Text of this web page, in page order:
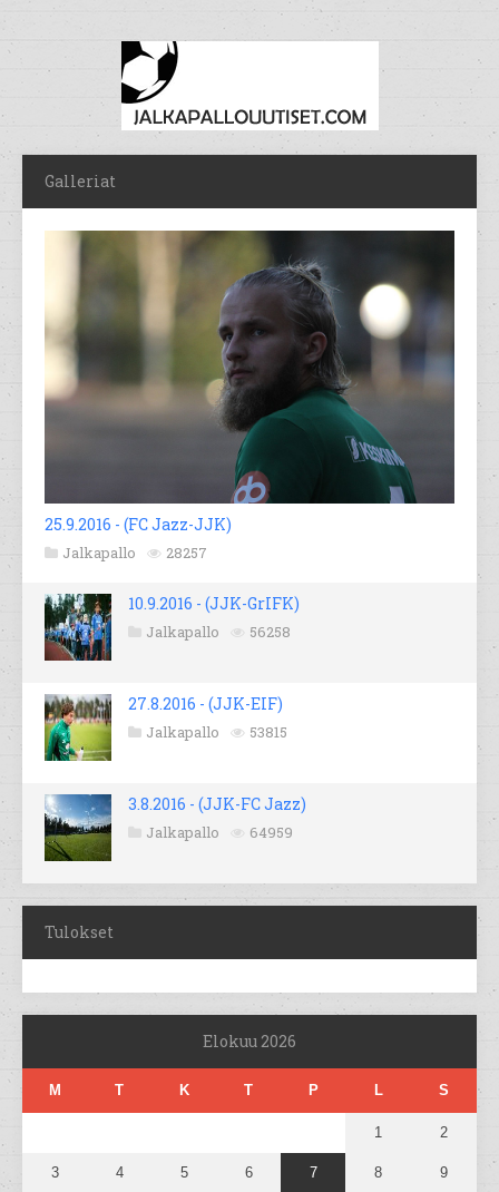
Galleriat
25.9.2016 - (FC Jazz-JJK)
Jalkapallo 28257
10.9.2016 - (JJK-GrIFK)
Jalkapallo 56258
27.8.2016 - (JJK-EIF)
Jalkapallo 53815
3.8.2016 - (JJK-FC Jazz)
Jalkapallo 64959
Tulokset
Elokuu 2026
M T K T P L S
1 2
3 4 5 6 7 8 9